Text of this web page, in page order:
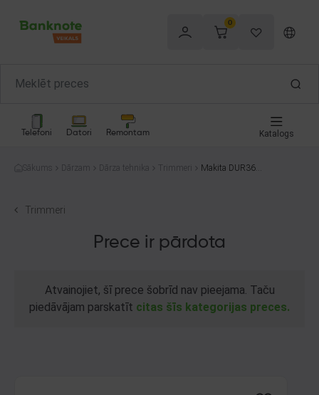
0
Telefoni Datori Remontam Katalogs
Sākums Dārzam Dārza tehnika Trimmeri
Makita DUR368
Trimmeri
Prece ir pārdota
Atvainojiet, šī prece šobrīd nav pieejama. Taču
piedāvājam parskatīt citas šīs kategorijas preces.